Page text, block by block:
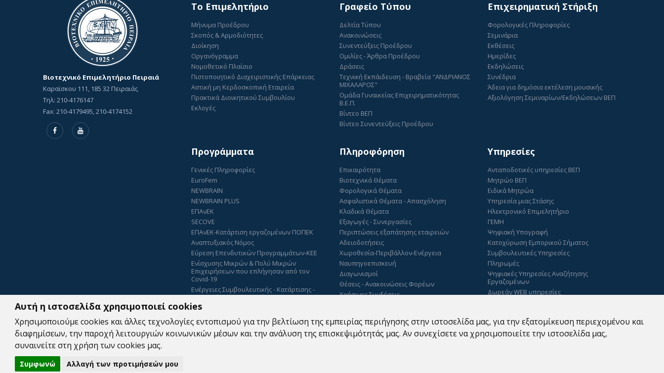
Αυτή η ιστοσελίδα χρησιμοποιεί cookies
Χρησιμοποιούμε cookies και άλλες τεχνολογίες εντοπισμού για την βελτίωση της εμπειρίας περιήγησης στην ιστοσελίδα μας, για την εξατομίκευση περιεχομένου και
διαφημίσεων, την παροχή λειτουργιών κοινωνικών μέσων και την ανάλυση της επισκεψιμότητάς μας. Αν συνεχίσετε να χρησιμοποιείτε την ιστοσελίδα μας,
συναινείτε στη χρήση των cookies μας.
Συμφωνώ Αλλαγή των προτιμήσεών μου
Βιοτεχνικό Επιμελητήριο Πειραιά
Καραϊσκου 111, 185 32 Πειραιάς
Τηλ: 210-4176147
Fax: 210-4179495, 210-4174152
To Επιμελητήριο
Μήνυμα Προέδρου
Σκοπός & Αρμοδιότητες
Διοίκηση
Οργανόγραμμα
Νομοθετικό Πλαίσιο
Πιστοποιητικό Διαχειριστικής Επάρκειας
Αστική μη Κερδοσκοπική Εταιρεία
Πρακτικά Διοικητικού Συμβουλίου
Εκλογές
Γραφείο Τύπου
Δελτία Τύπου
Ανακοινώσεις
Συνεντεύξεις Προέδρου
Ομιλίες - Άρθρα Προέδρου
Δράσεις
Τεχνική Εκπάιδευση - Βραβεία "ΑΝΔΡΙΑΝΟΣ
ΜΙΧΑΛΑΡΟΣ"
Ομάδα Γυναικείας Επιχειρηματικότητας
Β.Ε.Π.
Βίντεο ΒΕΠ
Βίντεο Συνεντεύξεις Προέδρου
Επιχειρηματική Στήριξη
Φορολογικές Πληροφορίες
Σεμινάρια
Εκθέσεις
Ημερίδες
Εκδηλώσεις
Συνέδρια
Άδεια για δημόσια εκτέλεση μουσικής
Αξιολόγηση Σεμιναρίων/Εκδηλώσεων ΒΕΠ
Προγράμματα
Γενικές Πληροφορίες
EuroFem
NEWBRAIN
NEWBRAIN PLUS
ΕΠΑνΕΚ
SECOVE
ΕΠΑνΕΚ-Κατάρτιση εργαζομένων ΠΟΠΕΚ
Αναπτυξιακός Νόμος
Εύρεση Επενδυτικών Προγραμμάτων-ΚΕΕ
Ενίσχυσης Μικρών & Πολύ Μικρών
Επιχειρήσεων που επλήγησαν από τον
Covid-19
Ενέργειες Συμβουλευτικής - Κατάρτισης -
Πιστοποίησης εργαζομένων της
Περιφέρειας Αττικής από το ΒΕΠ – MIS
Πληροφόρηση
Επικαιρότητα
Βιοτεχνικά Θέματα
Φορολογικά Θέματα
Ασφαλιστικά Θέματα - Απασχόληση
Κλαδικά Θέματα
Εξαγωγές - Συνεργασίες
Περιπτώσεις εξαπάτησης εταιρειών
Αδειοδοτήσεις
Χωροθεσία-Περιβάλλον-Ενέργεια
Ναυπηγοεπισκευή
Διαγωνισμοί
Θέσεις - Ανακοινώσεις Φορέων
Χρήσιμες Συνδέσεις
Άλλα Θέματα
Υπηρεσίες
Ανταποδοτικές υπηρεσίες ΒΕΠ
Μητρώο ΒΕΠ
Ειδικά Μητρώα
Υπηρεσία μιας Στάσης
Ηλεκτρονικό Επιμελητήριο
ΓΕΜΗ
Ψηφιακή Υπογραφή
Κατοχύρωση Εμπορικού Σήματος
Συμβουλευτικές Υπηρεσίες
Πληρωμές
Ψηφιακές Υπηρεσίες Αναζήτησης
Εργαζομένων
Δωρεάν WEB υπηρεσίες
Copyright © 2026. All Rights Reserved By